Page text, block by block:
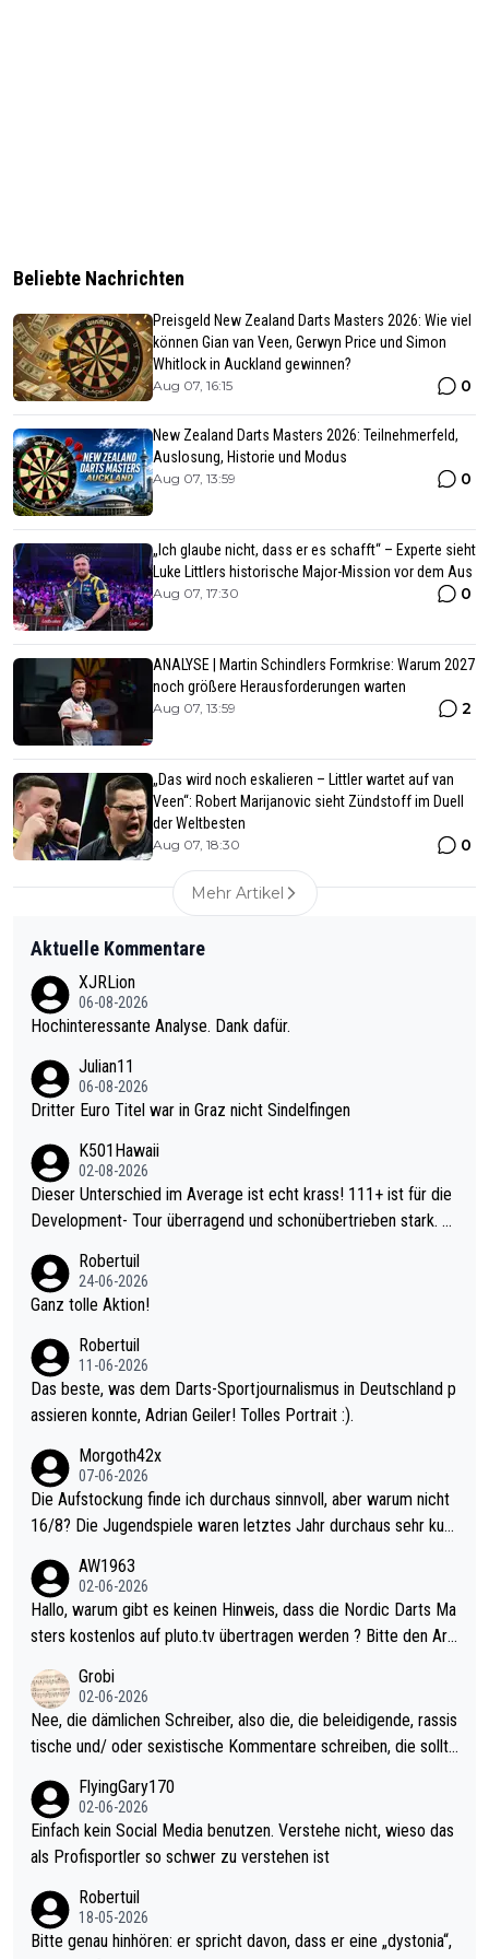
Beliebte Nachrichten
Preisgeld New Zealand Darts Masters 2026: Wie viel
können Gian van Veen, Gerwyn Price und Simon
Whitlock in Auckland gewinnen?
Aug 07, 16:15 0
New Zealand Darts Masters 2026: Teilnehmerfeld,
Auslosung, Historie und Modus
Aug 07, 13:59 0
„Ich glaube nicht, dass er es schafft“ – Experte sieht
Luke Littlers historische Major-Mission vor dem Aus
Aug 07, 17:30 0
ANALYSE | Martin Schindlers Formkrise: Warum 2027
noch größere Herausforderungen warten
Aug 07, 13:59 2
„Das wird noch eskalieren – Littler wartet auf van
Veen“: Robert Marijanovic sieht Zündstoff im Duell
der Weltbesten
Aug 07, 18:30 0
Mehr Artikel
Aktuelle Kommentare
XJRLion
06-08-2026
Hochinteressante Analyse. Dank dafür.
Julian11
06-08-2026
Dritter Euro Titel war in Graz nicht Sindelfingen
K501Hawaii
02-08-2026
Dieser Unterschied im Average ist echt krass! 111+ ist für die
Development- Tour überragend und schonübertrieben stark. U
mal 40+ erst recht. Da gewinnst keinen Blumentopf - ist ja noc
h krasser wie ein Pokalspiel eines Kreisligisten vs einem Bund
Robertuil
24-06-2026
Ganz tolle Aktion!
Robertuil
11-06-2026
Das beste, was dem Darts-Sportjournalismus in Deutschland p
assieren konnte, Adrian Geiler! Tolles Portrait :).
Morgoth42x
07-06-2026
Die Aufstockung finde ich durchaus sinnvoll, aber warum nicht
16/8? Die Jugendspiele waren letztes Jahr durchaus sehr kurz
Allerdings ist Mitchell Lawrie als Nummer 1 der Welt eh qualifi
ziert. Somit ändert die automatische Qualifikation des Weltmei
sters erstmal nichts. Ich denke sie wollen damit für nächstes J
ohl wenig WDF Turniere spielen. Dies war bei Archie Self letzt
es Jahr der Fall. Er musste als amtierender Weltmeister durch
den Qualifier und ich glaube kaum, dass Mitchel sich das (in Ve
gas) antun würde, wenn er doch eigentlich die PDC-WM als Zi
el hat.
AW1963
02-06-2026
Hallo, warum gibt es keinen Hinweis, dass die Nordic Darts Ma
sters kostenlos auf pluto.tv übertragen werden ? Bitte den Arti
Grobi
02-06-2026
Nee, die dämlichen Schreiber, also die, die beleidigende, rassis
tische und/ oder sexistische Kommentare schreiben, die sollte
s Leben in den Griff kriegen. Nur eins wundert mich: Luke Little
r war doch neulich erst derjenige, der über Social Media GvV p
rovoziert hat. Und Littlers Mutter schießt öfters mal gegen Ric
FlyingGary170
02-06-2026
Einfach kein Social Media benutzen. Verstehe nicht, wieso das
als Profisportler so schwer zu verstehen ist
Robertuil
18-05-2026
Bitte genau hinhören: er spricht davon, dass er eine „dystonia“,